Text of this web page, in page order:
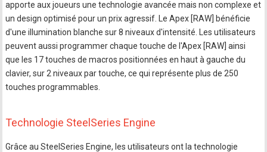
apporte aux joueurs une technologie avancée mais non complexe et
un design optimisé pour un prix agressif. Le Apex [RAW] bénéficie
d'une illumination blanche sur 8 niveaux d'intensité. Les utilisateurs
peuvent aussi programmer chaque touche de l'Apex [RAW] ainsi
que les 17 touches de macros positionnées en haut à gauche du
clavier, sur 2 niveaux par touche, ce qui représente plus de 250
touches programmables.
Technologie SteelSeries Engine
Grâce au SteelSeries Engine, les utilisateurs ont la technologie